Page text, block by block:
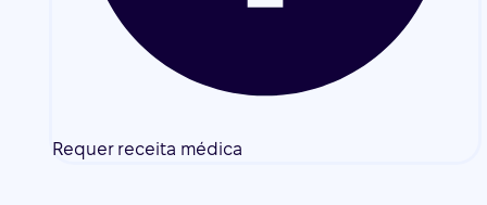
Requer receita médica